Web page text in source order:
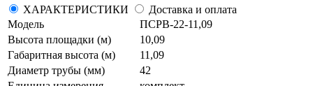
ХАРАКТЕРИСТИКИ
Доставка и оплата
Модель
ПСРВ-22-11,09
Высота площадки (м)
10,09
Габаритная высота (м)
11,09
Диаметр трубы (мм)
42